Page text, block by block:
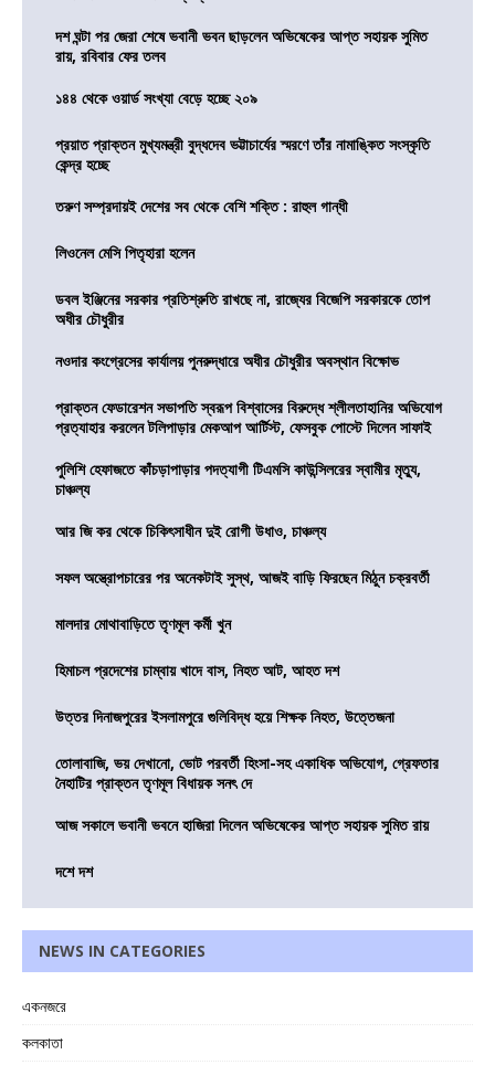
দশ ঘন্টা পর জেরা শেষে ভবানী ভবন ছাড়লেন অভিষেকের আপ্ত সহায়ক সুমিত
রায়, রবিবার ফের তলব
১৪৪ থেকে ওয়ার্ড সংখ্যা বেড়ে হচ্ছে ২০৯
প্রয়াত প্রাক্তন মুখ্যমন্ত্রী বুদ্ধদেব ভট্টাচার্যের স্মরণে তাঁর নামাঙ্কিত সংস্কৃতি
কেন্দ্র হচ্ছে
তরুণ সম্প্রদায়ই দেশের সব থেকে বেশি শক্তি : রাহুল গান্ধী
লিওনেল মেসি পিতৃহারা হলেন
ডবল ইঞ্জিনের সরকার প্রতিশ্রুতি রাখছে না, রাজ্যের বিজেপি সরকারকে তোপ
অধীর চৌধুরীর
নওদার কংগ্রেসের কার্যালয় পুনরুদ্ধারে অধীর চৌধুরীর অবস্থান বিক্ষোভ
প্রাক্তন ফেডারেশন সভাপতি স্বরূপ বিশ্বাসের বিরুদ্ধে শ্লীলতাহানির অভিযোগ
প্রত্যাহার করলেন টলিপাড়ার মেকআপ আর্টিস্ট, ফেসবুক পোস্টে দিলেন সাফাই
পুলিশি হেফাজতে কাঁচড়াপাড়ার পদত্যাগী টিএমসি কাউন্সিলরের স্বামীর মৃত্যু,
চাঞ্চল্য
আর জি কর থেকে চিকিৎসাধীন দুই রোগী উধাও, চাঞ্চল্য
সফল অস্ত্রোপচারের পর অনেকটাই সুস্থ, আজই বাড়ি ফিরছেন মিঠুন চক্রবর্তী
মালদার মোথাবাড়িতে তৃণমূল কর্মী খুন
হিমাচল প্রদেশের চাম্বায় খাদে বাস, নিহত আট, আহত দশ
উত্তর দিনাজপুরের ইসলামপুরে গুলিবিদ্ধ হয়ে শিক্ষক নিহত, উত্তেজনা
তোলাবাজি, ভয় দেখানো, ভোট পরবর্তী হিংসা-সহ একাধিক অভিযোগ, গ্রেফতার
নৈহাটির প্রাক্তন তৃণমূল বিধায়ক সনৎ দে
আজ সকালে ভবানী ভবনে হাজিরা দিলেন অভিষেকের আপ্ত সহায়ক সুমিত রায়
দশে দশ
NEWS IN CATEGORIES
একনজরে
কলকাতা